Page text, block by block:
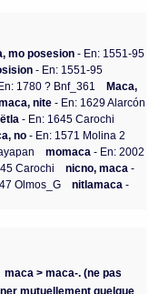
mo posesion - En: 1551-95
- En: 1551-95
1780 ? Bnf_361
Maca,
nite - En: 1629 Alarcón
- En: 1645 Carochi
no - En: 1571 Molina 2
momaca - En: 2002
Carochi nicno, maca -
Olmos_G nitlamaca -
maca > maca-. (ne pas
mutuellement quelque